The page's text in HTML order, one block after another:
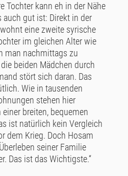
Tochter kann eh in der Nähe
auch gut ist: Direkt in der
eine zweite syrische
im gleichen Alter wie
man nachmittags zu
beiden Mädchen durch
stört sich daran. Das
Wie in tausenden
stehen hier
breiten, bequemen
ist natürlich kein Vergleich
dem Krieg. Doch Hosam
seiner Familie
Das ist das Wichtigste.“